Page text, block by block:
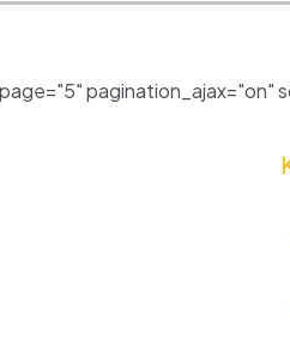
pagination_ajax="on"